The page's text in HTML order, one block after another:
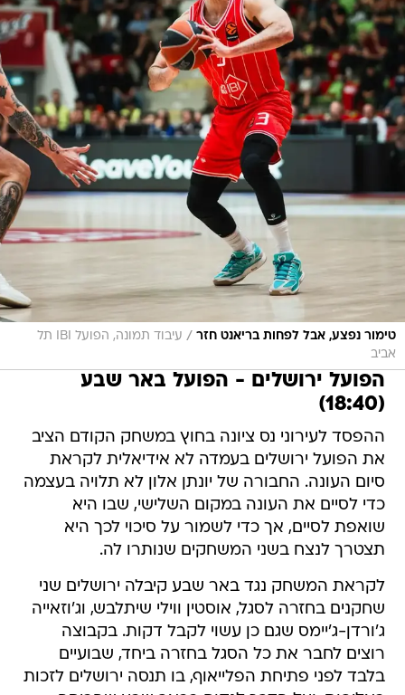
טימור נפצע, אבל לפחות בריאנט חזר /
עיבוד תמונה, הפועל IBI תל
אביב
הפועל ירושלים - הפועל באר שבע
(18:40)
ההפסד לעירוני נס ציונה בחוץ במשחק הקודם הציב
את הפועל ירושלים בעמדה לא אידיאלית לקראת
סיום העונה. החבורה של יונתן אלון לא תלויה בעצמה
כדי לסיים את העונה במקום השלישי, שבו היא
שואפת לסיים, אך כדי לשמור על סיכוי לכך היא
תצטרך לנצח בשני המשחקים שנותרו לה.
לקראת המשחק נגד באר שבע קיבלה ירושלים שני
שחקנים בחזרה לסגל, אוסטין ווילי שיתלבש, וג'וזאייה
ג'ורדן-ג'יימס שגם כן עשוי לקבל דקות. בקבוצה
רוצים לחבר את כל הסגל בחזרה ביחד, שבועיים
בלבד לפני פתיחת הפלייאוף, בו תנסה ירושלים לזכות